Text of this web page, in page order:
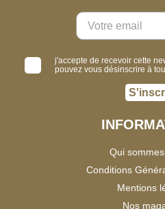
j'accepte de recevoir cette
pouvez vous désinscrire à
Qui
Conditions
Mentions
Nos